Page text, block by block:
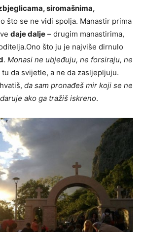
siromašnima,
što se ne vidi spolja. Manastir prima
daje dalje – drugim manastirima,
što ju je najviše dirnulo
. Monasi ne ubjeđuju, ne forsiraju, ne
tu da svijetle, a ne da zasljepljuju.
da sam pronađeš mir koji se ne
ako ga tražiš iskreno.